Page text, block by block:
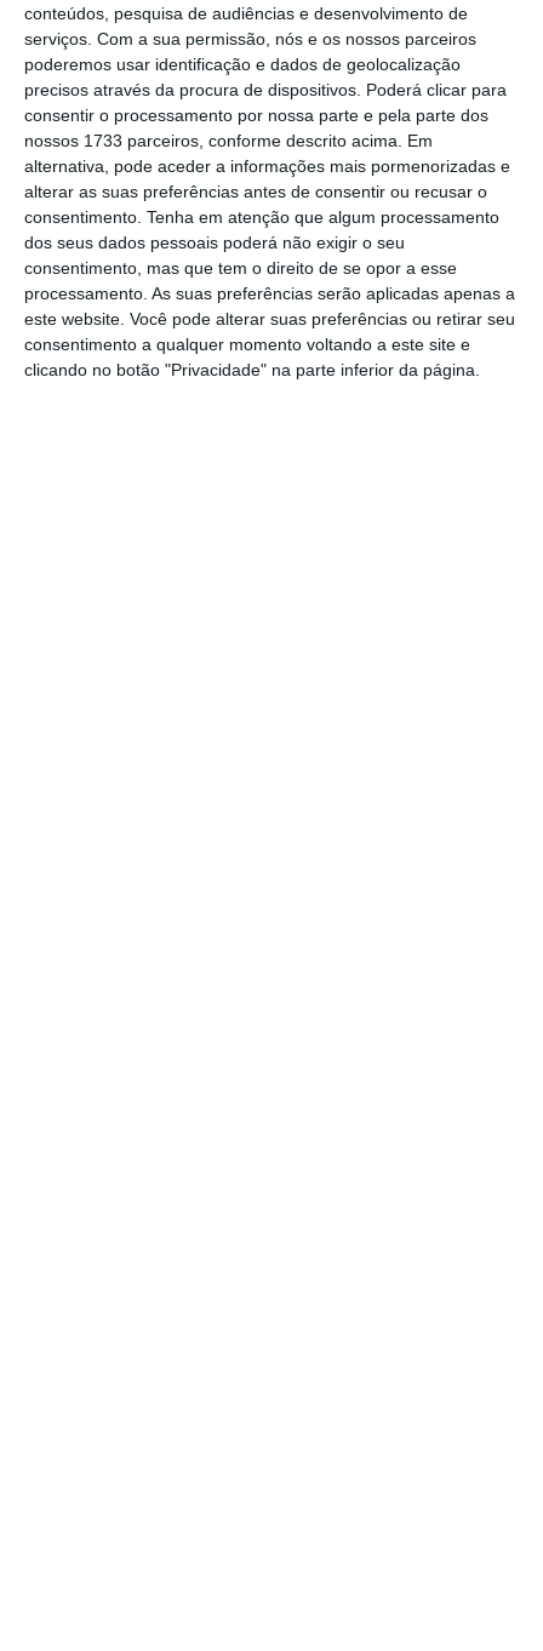
conteúdos, pesquisa de audiências e desenvolvimento de
serviços. Com a sua permissão, nós e os nossos parceiros
poderemos usar identificação e dados de geolocalização
precisos através da procura de dispositivos. Poderá clicar para
consentir o processamento por nossa parte e pela parte dos
nossos 1733 parceiros, conforme descrito acima. Em
alternativa, pode aceder a informações mais pormenorizadas e
alterar as suas preferências antes de consentir ou recusar o
consentimento. Tenha em atenção que algum processamento
dos seus dados pessoais poderá não exigir o seu
consentimento, mas que tem o direito de se opor a esse
processamento. As suas preferências serão aplicadas apenas a
este website. Você pode alterar suas preferências ou retirar seu
consentimento a qualquer momento voltando a este site e
clicando no botão "Privacidade" na parte inferior da página.
alerta ainda o documento.
Fonte: Ministério das Finanças. Cálculos do CFP. Nota: Valores
positivos/negativos contribuem para o aumento/redução do
défice. O efeito das medidas temporárias (one-off)